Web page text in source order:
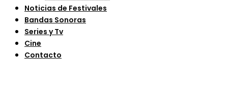
Noticias de Festivales
Bandas Sonoras
Series y Tv
Cine
Contacto